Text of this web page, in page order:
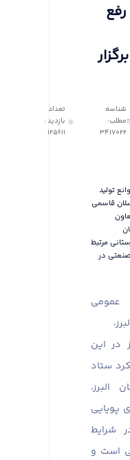
شناسه
مطلب:
3417022
تعداد
بازدید :
125611
تولید
قاسمی
مرتبط
در
عمومی
در این
ستاد
البرز،
پویایی
شرایط
است و